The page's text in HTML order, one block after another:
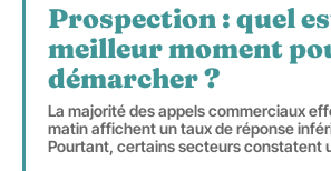
Prospection : quel
meilleur moment
démarcher ?
La majorité des appels commerciaux
matin affichent un taux de réponse
Pourtant, certains secteurs constatent